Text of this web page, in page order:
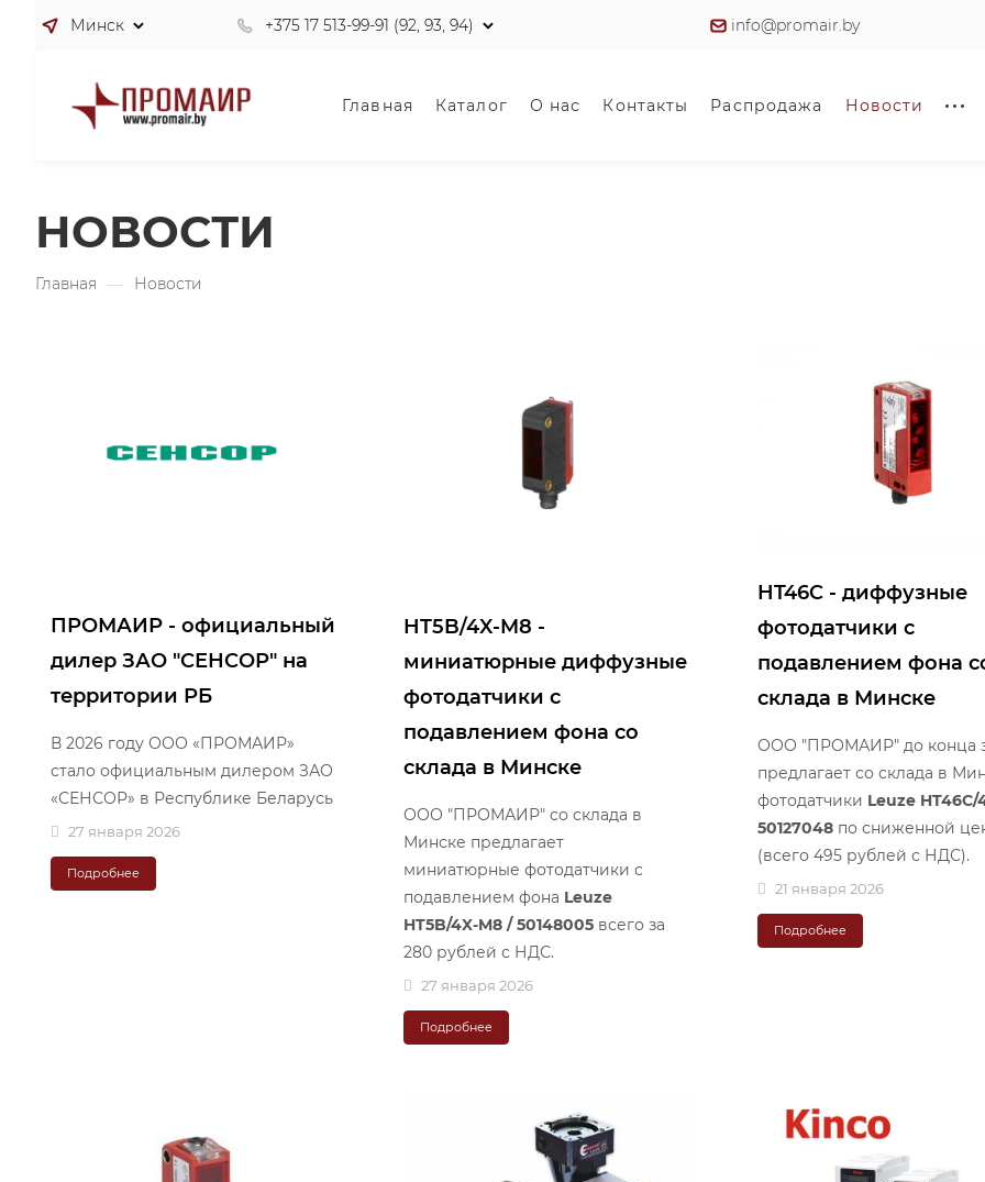
Минск +375 17 513-99-91 (92, 93, 94) info@promair.by
Главная Каталог О нас Контакты Распродажа Новости
НОВОСТИ
Главная — Новости
ПРОМАИР - официальный
дилер ЗАО "СЕНСОР" на
территории РБ
В 2026 году ООО «ПРОМАИР»
стало официальным дилером ЗАО
«СЕНСОР» в Республике Беларусь
27 января 2026
Подробнее
HT5B/4X-M8 -
миниатюрные диффузные
фотодатчики с
подавлением фона со
склада в Минске
ООО "ПРОМАИР" со склада в
Минске предлагает
миниатюрные фотодатчики с
подавлением фона Leuze
HT5B/4X-M8 / 50148005 всего за
280 рублей с НДС.
27 января 2026
Подробнее
HT46C - диффузные
фотодатчики с
подавлением фона
склада в Минске
ООО "ПРОМАИР" до конца
предлагает со склада в
фотодатчики Leuze HT46C/
50127048по сниженной
(всего 495 рублей с НДС).
21 января 2026
Подробнее